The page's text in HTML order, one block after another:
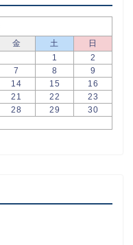
金 土
日
1
2
7 8
9
14 15
16
21 22
23
28 29
30